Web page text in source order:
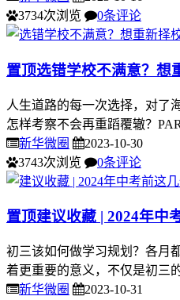
3734次浏览
0条评论
置顶选错学校不满意？想
人生道路的每一次选择，对了
怎样考察不会再重蹈覆辙？
新华微圈
2023-10-30
3743次浏览
0条评论
置顶建议收藏 | 2024年中
初三该如何做学习规划？各月
着更重要的意义，不仅是初三
新华微圈
2023-10-31